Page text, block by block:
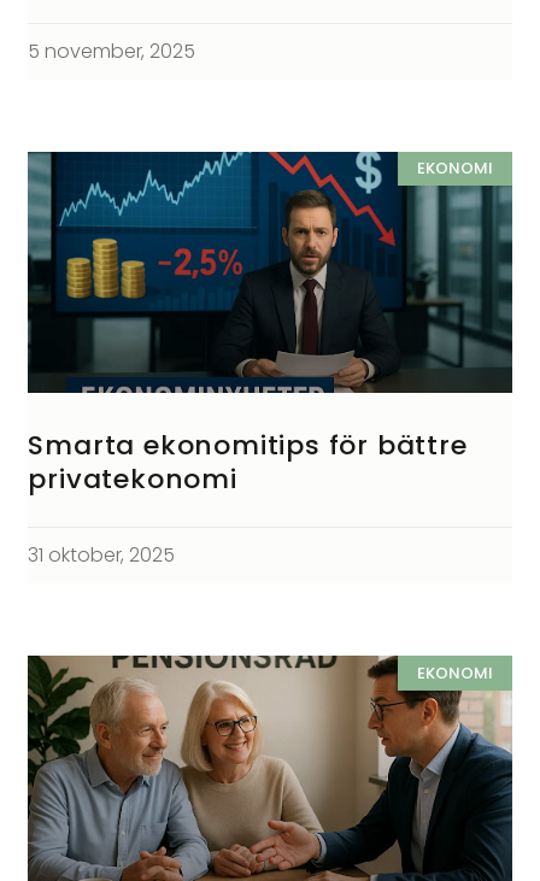
5 november, 2025
EKONOMI
Smarta ekonomitips för bättre
privatekonomi
31 oktober, 2025
EKONOMI